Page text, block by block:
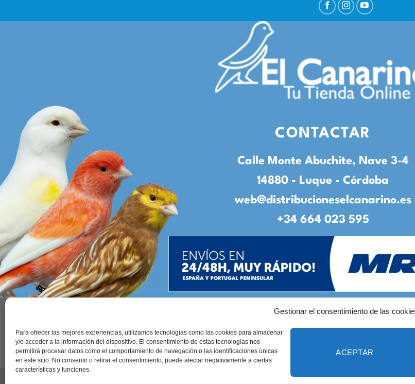
Gestionar el consentimiento de las
Para ofrecer las mejores experiencias, utilizamos tecnologías como las cookies para almacenar
y/o acceder a la información del dispositivo. El consentimiento de estas tecnologías nos
permitirá procesar datos como el comportamiento de navegación o las identificaciones únicas
en este sitio. No consentir o retirar el consentimiento, puede afectar negativamente a ciertas
características y funciones.
ACEPTAR
CONTACTAR
Calle Monte Abuchite, Nave 3-4
14880 - Luque - Córdoba
web@distribucioneselcanarino.es
+34 664 023 595
Incidencias|Devoluciones |